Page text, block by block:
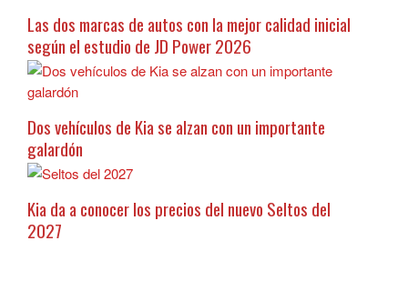
Las dos marcas de autos con la mejor calidad inicial
según el estudio de JD Power 2026
Dos vehículos de Kia se alzan con un importante
galardón
Kia da a conocer los precios del nuevo Seltos del
2027